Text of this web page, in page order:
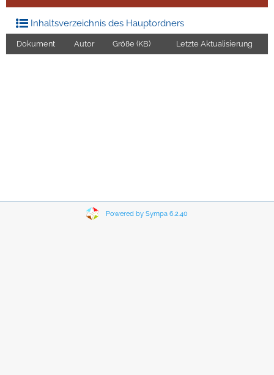
Inhaltsverzeichnis des Hauptordners
Dokument Autor Größe (KB) Letzte Aktualisierung
Powered by Sympa 6.2.40